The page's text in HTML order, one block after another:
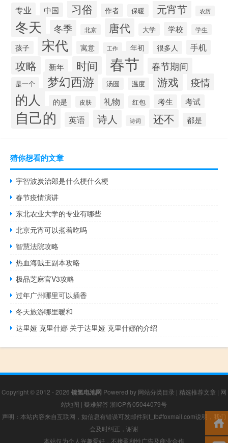
专业 中国 习俗 作者 保暖 元宵节 农历
冬天 冬季 北京 唐代 大学 学校 学生
孩子 宋代 寓意 工作 年初 很多人 手机
攻略 新年 时间 春节 春节期间
是一个 梦幻西游 汤圆 温度 游戏 疫情
的人 的是 皮肤 礼物 红包 考生 考试
自己的 英语 诗人 诗词 还不 都是
猜你想看的文章
宇智波炭治郎是什么梗什么梗
春节疫情演讲
东北农业大学的专业有哪些
北京元宵可以煮着吃吗
智慧法院攻略
热血海贼王副本攻略
极品芝麻官V3攻略
过年广州哪里可以插香
冬天旅游哪里暖和
达里娅 克里什娜 关于达里娅 克里什娜的介绍
Copyright © 2012 - 2026 镍氢电池网 Powered by 网站分类目录 | 精选推荐文章 | 网
站地图 | 疑难解答 浙ICP备05044079号
声明：本站内容来自互联网，如信息有错误可发邮件到f_fb#foxmail.com说明，我们
会及时纠正，谢谢
本站仅为个人兴趣爱好，不接盈利性广告及商业合作